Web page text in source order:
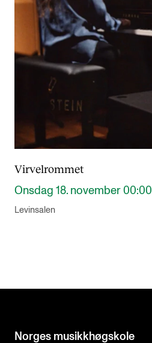
Virvelrommet
Onsdag 18. november 00:00
Levinsalen
Norges musikk­høgskole